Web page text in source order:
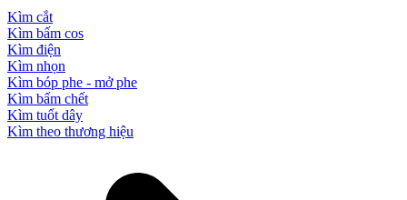
Kìm cắt
Kìm bấm cos
Kìm điện
Kìm nhọn
Kìm bóp phe - mở phe
Kìm bấm chết
Kìm tuốt dây
Kìm theo thương hiệu